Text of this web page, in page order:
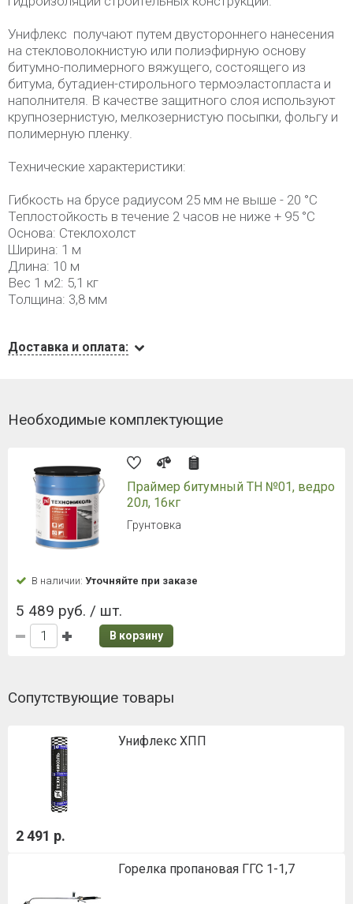
Унифлекс получают путем двустороннего нанесения
на стекловолокнистую или полиэфирную основу
битумно-полимерного вяжущего, состоящего из
битума, бутадиен-стирольного термоэластопласта и
наполнителя. В качестве защитного слоя используют
крупнозернистую, мелкозернистую посыпки, фольгу и
полимерную пленку.
Технические характеристики:
Гибкость на брусе радиусом 25 мм не выше - 20 °С
Теплостойкость в течение 2 часов не ниже + 95 °С
Основа: Стеклохолст
Ширина: 1 м
Длина: 10 м
Вес 1 м2: 5,1 кг
Толщина: 3,8 мм
Доставка и оплата:
Необходимые комплектующие
Праймер битумный ТН №01, ведро
20л, 16кг
Грунтовка
В наличии: Уточняйте при заказе
5 489 руб. / шт.
В корзину
Сопутствующие товары
Унифлекс ХПП
2 491 р.
Горелка пропановая ГГС 1-1,7